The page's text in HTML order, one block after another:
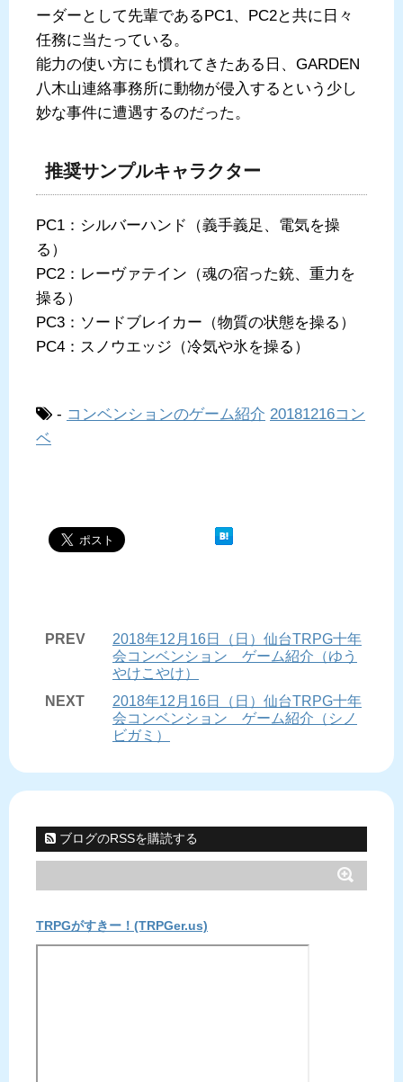
ーダーとして先輩であるPC1、PC2と共に日々
任務に当たっている。
能力の使い方にも慣れてきたある日、GARDEN
八木山連絡事務所に動物が侵入するという少し
妙な事件に遭遇するのだった。
推奨サンプルキャラクター
PC1：シルバーハンド（義手義足、電気を操
る）
PC2：レーヴァテイン（魂の宿った銃、重力を
操る）
PC3：ソードブレイカー（物質の状態を操る）
PC4：スノウエッジ（冷気や氷を操る）
- コンベンションのゲーム紹介 20181216コン
ベ
PREV
2018年12月16日（日）仙台TRPG十年
会コンベンション ゲーム紹介（ゆう
やけこやけ）
NEXT
2018年12月16日（日）仙台TRPG十年
会コンベンション ゲーム紹介（シノ
ビガミ）
ブログのRSSを購読する
TRPGがすきー！(TRPGer.us)